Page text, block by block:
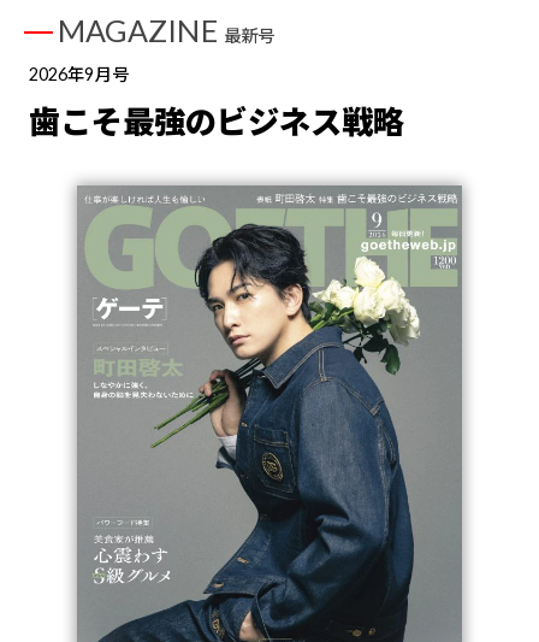
MAGAZINE 最新号
2026年9月号
歯こそ最強のビジネス戦略